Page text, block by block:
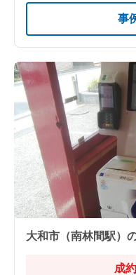
事
大和市（南林間駅）
成